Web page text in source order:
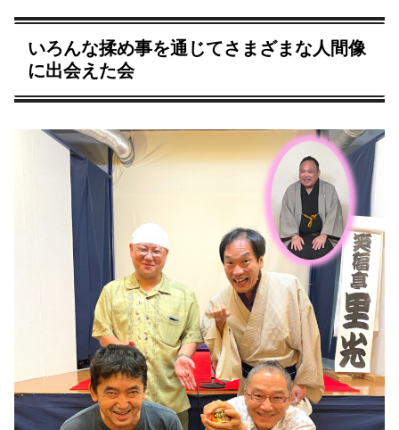
いろんな揉め事を通じてさまざまな人間像
に出会えた会